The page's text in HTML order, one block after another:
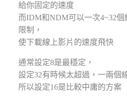
給你固定的速度
而IDM和NDM可以一次4~32個
限制，
使下載線上影片的速度飛快
通常設定8是最穩定，
設定32有時候太超過，一兩個
所以設定16是比較中庸的方案